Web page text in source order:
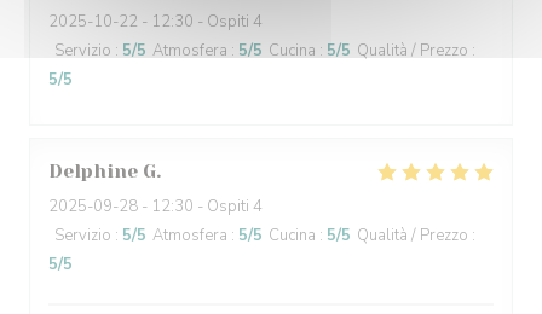
2025-10-22 - 12:30 - Ospiti 4
Servizio : 5/5 Atmosfera : 5/5 Cucina : 5/5 Qualità / Prezzo :
5/5
Delphine G
2025-09-28 - 12:30 - Ospiti 4
Servizio : 5/5 Atmosfera : 5/5 Cucina : 5/5 Qualità / Prezzo :
5/5